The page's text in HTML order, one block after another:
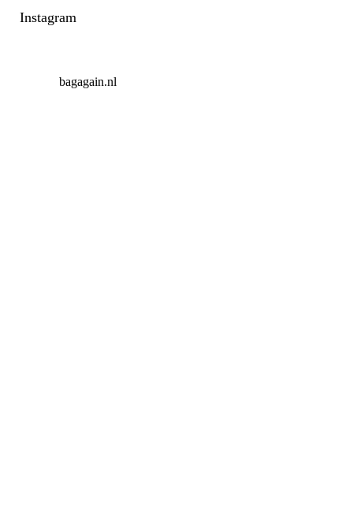
Instagram
bagagain.nl